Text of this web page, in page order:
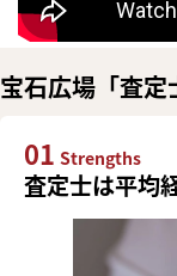
宝石広場「査定
01 Strengths
査定士は平均